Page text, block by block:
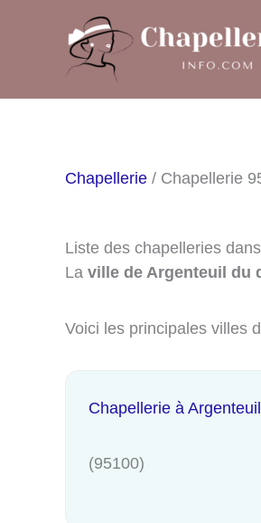
Chapellerie / Chapellerie
Liste des chapelleries
La ville de Argenteuil du
Voici les principales villes
Chapellerie à Argenteuil
(95100)